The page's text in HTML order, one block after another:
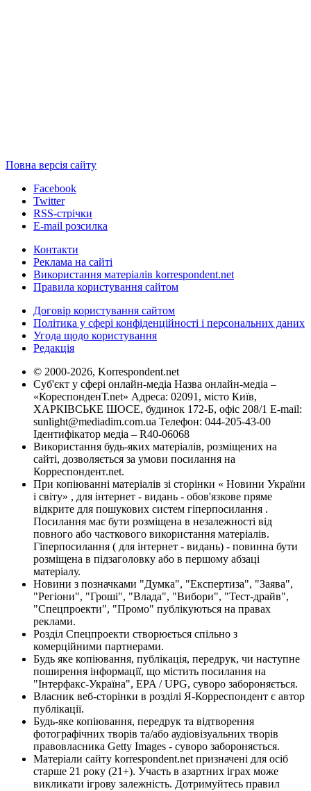
Повна версія сайту
Facebook
Twitter
RSS-стрічки
E-mail розсилка
Контакти
Реклама на сайті
Використання матеріалів korrespondent.net
Правила користування сайтом
Договір користування сайтом
Політика у сфері конфіденційності і персональних даних
Угода щодо користування
Редакція
© 2000-2026, Korrespondent.net
Суб'єкт у сфері онлайн-медіа Назва онлайн-медіа –
«КореспонденТ.net» Адреса: 02091, місто Київ,
ХАРКІВСЬКЕ ШОСЕ, будинок 172-Б, офіс 208/1 E-mail:
sunlight@mediadim.com.ua Телефон: 044-205-43-00
Ідентифікатор медіа – R40-06068
Використання будь-яких матеріалів, розміщених на
сайті, дозволяється за умови посилання на
Корреспондент.net.
При копіюванні матеріалів зі сторінки « Новини України
і світу» , для інтернет - видань - обов'язкове пряме
відкрите для пошукових систем гіперпосилання .
Посилання має бути розміщена в незалежності від
повного або часткового використання матеріалів.
Гіперпосилання ( для інтернет - видань) - повинна бути
розміщена в підзаголовку або в першому абзаці
матеріалу.
Новини з позначками "Думка", "Експертиза", "Заява",
"Регіони", "Гроші", "Влада", "Вибори", "Тест-драйв",
"Спецпроекти", "Промо" публікуються на правах
реклами.
Розділ Спецпроекти створюється спільно з
комерційними партнерами.
Будь яке копіювання, публікація, передрук, чи наступне
поширення інформації, що містить посилання на
"Інтерфакс-Україна", EPA / UPG, суворо забороняється.
Власник веб-сторінки в розділі Я-Корреспондент є автор
публікації.
Будь-яке копіювання, передрук та відтворення
фотографічних творів та/або аудіовізуальних творів
правовласника Getty Images - суворо забороняється.
Матеріали сайту korrespondent.net призначені для осіб
старше 21 року (21+). Участь в азартних іграх може
викликати ігрову залежність. Дотримуйтесь правил